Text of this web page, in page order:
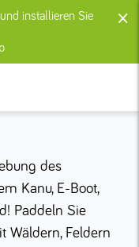
installieren Sie ×
des
Kanu, E-Boot,
Paddeln Sie
Wäldern, Feldern